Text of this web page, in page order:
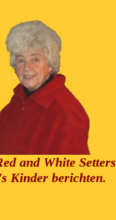
and White Setters
Kinder berichten.